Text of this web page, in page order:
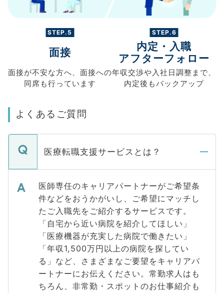
STEP.5
面接
面接が不安な方へ、 面接への
同席も行っています
STEP.6
内定・入職
アフターフォロー
年収交渉や入社日調整まで、
内定後もバックアップ
よくあるご質問
医療転職支援サービスとは？
医師専任のキャリアパートナーがご希望条
件などをおうかがいし、ご希望にマッチし
たご入職先をご紹介するサービスです。
「自宅から近い病院を紹介してほしい」
「医療機器が充実した病院で働きたい」
「年収1,500万円以上の病院を探してい
る」など、さまざまなご要望をキャリアパ
ートナーにお伝えください。常勤求人はも
ちろん、非常勤・スポットのお仕事紹介も